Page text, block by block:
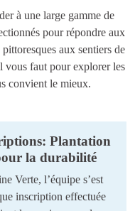
à une large gamme de
pour répondre aux
aux sentiers de
vous faut pour explorer les
convient le mieux.
Plantation
la durabilité
Verte, l’équipe s’est
inscription effectuée